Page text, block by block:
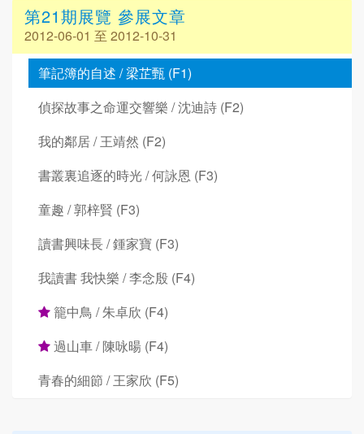
第21期展覽 參展文章
2012-06-01 至 2012-10-31
筆記簿的自述 / 梁芷甄 (F1)
偵探故事之命運交響樂 / 沈迪詩 (F2)
我的鄰居 / 王靖然 (F2)
書叢裏追逐的時光 / 何詠恩 (F3)
童趣 / 郭梓賢 (F3)
讀書興味長 / 鍾家寶 (F3)
我讀書 我快樂 / 李念殷 (F4)
籠中鳥 / 朱卓欣 (F4)
過山車 / 陳咏暘 (F4)
青春的細節 / 王家欣 (F5)